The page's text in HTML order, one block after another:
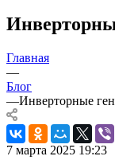
Главная
—
Блог
—Инверторные
7 марта 2025 19:23